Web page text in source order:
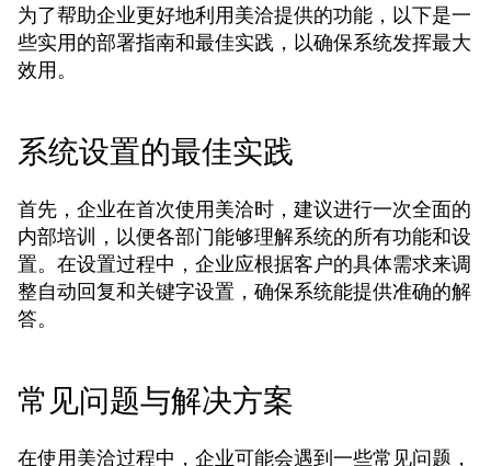
为了帮助企业更好地利用美洽提供的功能，以下是一
些实用的部署指南和最佳实践，以确保系统发挥最大
效用。
系统设置的最佳实践
首先，企业在首次使用美洽时，建议进行一次全面的
内部培训，以便各部门能够理解系统的所有功能和设
置。在设置过程中，企业应根据客户的具体需求来调
整自动回复和关键字设置，确保系统能提供准确的解
答。
常见问题与解决方案
在使用美洽过程中，企业可能会遇到一些常见问题，